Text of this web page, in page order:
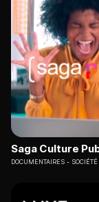
Saga Culture
DOCUMENTAIRES SOCIÉTÉ